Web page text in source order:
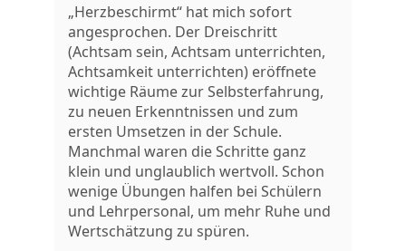
„Herzbeschirmt“ hat mich sofort
angesprochen. Der Dreischritt
(Achtsam sein, Achtsam unterrichten,
Achtsamkeit unterrichten) eröffnete
wichtige Räume zur Selbsterfahrung,
zu neuen Erkenntnissen und zum
ersten Umsetzen in der Schule.
Manchmal waren die Schritte ganz
klein und unglaublich wertvoll. Schon
wenige Übungen halfen bei Schülern
und Lehrpersonal, um mehr Ruhe und
Wertschätzung zu spüren.